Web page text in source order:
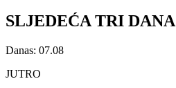
SLJEDEĆA TRI DANA
Danas: 07.08
JUTRO